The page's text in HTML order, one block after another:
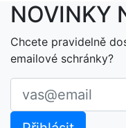
NOVINKY
Chcete pravidelně
emailové schránky?